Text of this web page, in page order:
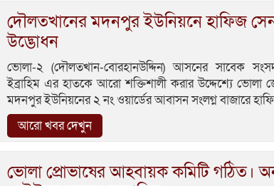
দৌলতখানের মদনপুর ইউনিয়নে হাফিজ সেনা
উদ্ভোধন
ভোলা-২ (দৌলতখান-বোরহানউদ্দিন) আসনের সাবেক
ইব্রাহিম এর হাতকে আরো শক্তিশালী করার উদ্দেশ্যে
মদনপুর ইউনিয়নের ২ নং ওয়ার্ডের আবাসন সংলগ্ন বাজারে
আরো খবর দেখুন
ভোলা প্রোভাষের আহবায়ক কমিটি